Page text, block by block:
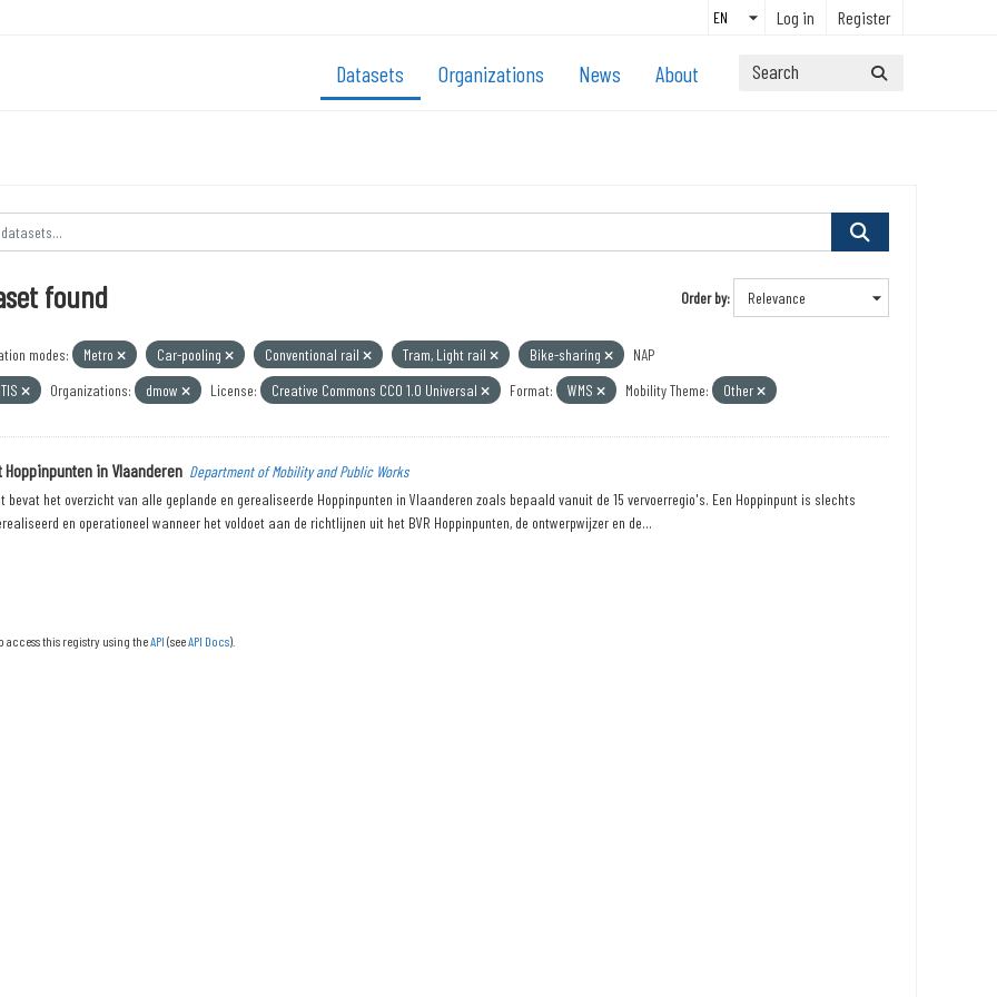
Log in Register
Datasets Organizations News About
Order by
found
modes: Metro Car-pooling Conventional rail Tram, Light rail Bike-sharing
NAP
Organizations: dmow License: Creative Commons CC0 1.0 Universal Format: WMS Mobility Theme: Other
Hoppinpunten in Vlaanderen Department of Mobility and Public Works
bevat het overzicht van alle geplande en gerealiseerde Hoppinpunten in Vlaanderen zoals bepaald vanuit de 15 vervoerregio's. Een Hoppinpunt is slechts
en operationeel wanneer het voldoet aan de richtlijnen uit het BVR Hoppinpunten, de ontwerpwijzer en de...
access this registry using theAPI (seeAPI Docs).